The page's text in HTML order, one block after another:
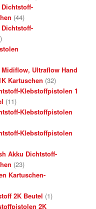
(44)
Ultraflow Hand
Kartuschen (32)
Klebstoffpistolen 1
(11)
Klebstoffpistolen
Klebstoffpistolen
Akku Dichtstoff-
(23)
Kartuschen-
2K Beutel (1)
2K